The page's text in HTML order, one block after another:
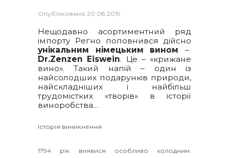
Опубліковано 20.08.2019
Нещодавно асортиментний ряд
імпорту Регно поповнився дійсно
унікальним німецьким вином –
Dr.Zenzen Eiswein. Це – «крижане
вино». Такий напій – один із
найсолодших подарунків природи,
найскладніших і найбільш
трудомістких «творів» в історії
виноробства…
Історія виникнення
1794 рік виявися особливо холодним.